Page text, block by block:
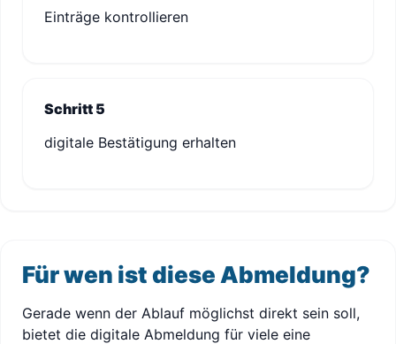
Einträge kontrollieren
Schritt 5
digitale Bestätigung erhalten
Für wen ist diese Abmeldung?
Gerade wenn der Ablauf möglichst direkt sein soll,
bietet die digitale Abmeldung für viele eine